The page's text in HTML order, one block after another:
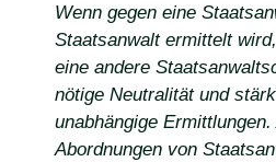
Wenn gegen eine
Staatsanwalt ermittelt
eine andere
nötige Neutralität und
unabhängige
Abordnungen von